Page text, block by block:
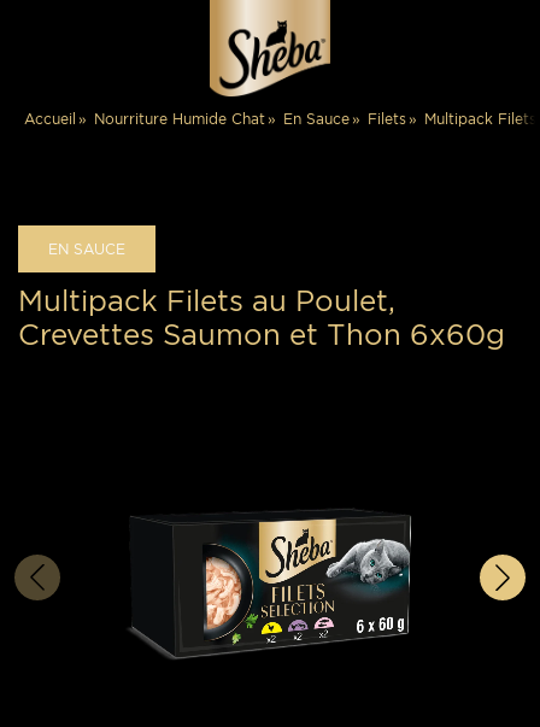
Accueil Nourriture Humide Chat En Sauce Filets Multipack
EN SAUCE
Multipack Filets au Poulet,
Crevettes Saumon et Thon 6x60g